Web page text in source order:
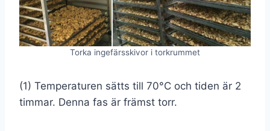
Torka ingefärsskivor i torkrummet
(1) Temperaturen sätts till 70°C och tiden är 2
timmar. Denna fas är främst torr.